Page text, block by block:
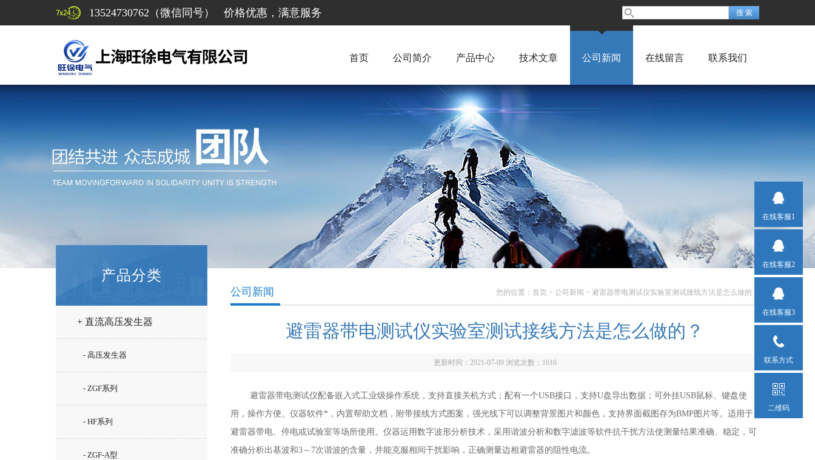
13524730762（微信同号） 价格优惠，满意服务
首页 公司简介 产品中心 技术文章 公司新闻 在线留言 联系我们
产品分类
+ 直流高压发生器
- 高压发生器
- ZGF系列
- HF系列
- ZGF-A型
您的位置： 首页 > 公司新闻 > 避雷器带电测试仪实验室测试接线方法是怎么做的？
公司新闻
避雷器带电测试仪实验室测试接线方法是怎么做的？
更新时间：2021-07-09 浏览次数： 1610
避雷器带电测试仪配备嵌入式工业级操作系统，支持直接关机方式；配有一个USB接口，支持U盘导出数据；可外挂USB鼠标、键盘使
用，操作方便。仪器软件*，内置帮助文档，附带接线方式图案，强光线下可以调整背景图片和颜色，支持界面截图存为BMP图片等。适用于
避雷器带电、停电或试验室等场所使用。仪器运用数字波形分析技术，采用谐波分析和数字滤波等软件抗干扰方法使测量结果准确、稳定，可
准确分析出基波和3～7次谐波的含量，并能克服相间干扰影响，正确测量边相避雷器的阻性电流。
在线客服1
在线客服2
在线客服3
联系方式
二维码